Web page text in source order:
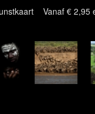
Vanaf € 2,95